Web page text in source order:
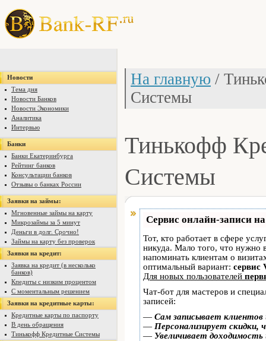
Новости
Тема дня
Новости Банков
Новости Экономики
Аналитика
Интервью
Банки
Банки Екатеринбурга
Рейтинг банков
Консультации банков
Отзывы о банках России
Заявки на займы:
Мгновенные займы на карту
Микрозаймы за 5 минут
Деньги в долг. Срочно!
Займы на карту без проверок
Заявки на кредит:
Заявка на кредит (в несколько
банков)
Кпедиты с низким процентом
С моментальным решением
Заявки на кредитные карты:
Кредитные карты по паспорту
В день обращения
Тинькофф Кредитные Системы
На главную /
Системы
Тинькофф
Системы
Сервис онлайн-записи
Тот, кто работает в сфере
никуда. Мало того, что нужно
напоминать клиентам о
оптимальный вариант: сервис
Для новых пользователей
Чат-бот для мастеров и
записей:
— Сам записывает
— Персонализирует скидки,
— Увеличивает